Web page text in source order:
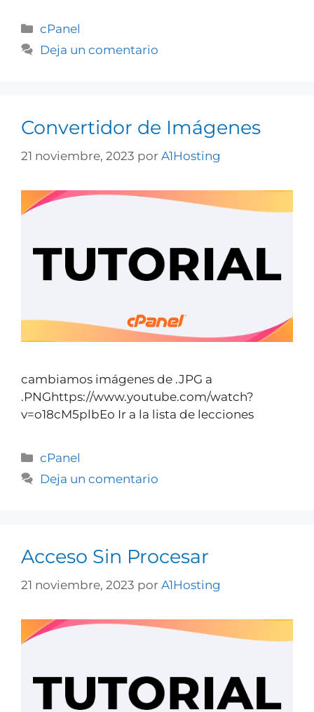
cPanel
Deja un comentario
Convertidor de Imágenes
21 noviembre, 2023 por A1Hosting
cambiamos imágenes de .JPG a
.PNGhttps://www.youtube.com/watch?
v=o18cM5plbEo Ir a la lista de lecciones
cPanel
Deja un comentario
Acceso Sin Procesar
21 noviembre, 2023 por A1Hosting